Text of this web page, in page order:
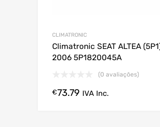
CLIMATRONIC
Climatronic SEAT ALTEA
2006 5P1820045A
(0 avaliações)
€73.79 IVA Inc.